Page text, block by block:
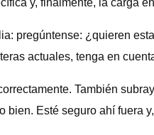
y, finalmente, la carga
pregúntense: ¿quieren
actuales, tenga en
También
Esté seguro ahí fuera